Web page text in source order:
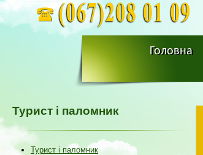
Головна
Турист і паломник
Турист і паломник